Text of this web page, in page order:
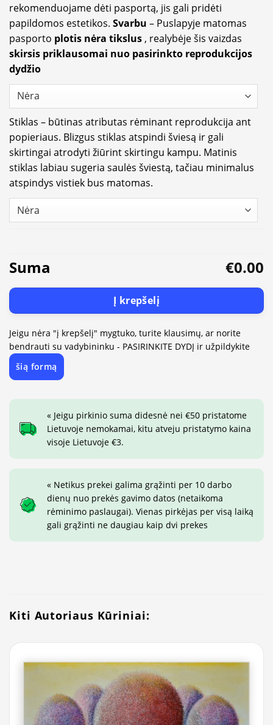
rekomenduojame dėti pasportą, jis gali pridėti
papildomos estetikos. Svarbu – Puslapyje matomas
pasporto plotis nėra tikslus , realybėje šis vaizdas
skirsis priklausomai nuo pasirinkto reprodukcijos
dydžio
Stiklas – būtinas atributas rėminant reprodukcija ant
popieriaus. Blizgus stiklas atspindi šviesą ir gali
skirtingai atrodyti žiūrint skirtingu kampu. Matinis
stiklas labiau sugeria saulės šviestą, tačiau minimalus
atspindys vistiek bus matomas.
Suma €0.00
Į krepšelį
Jeigu nėra "į krepšelį" mygtuko, turite klausimų, ar norite
bendrauti su vadybininku - PASIRINKITE DYDĮ ir užpildykite
šią formą
« Jeigu pirkinio suma didesnė nei €50 pristatome
Lietuvoje nemokamai, kitu atveju pristatymo kaina
visoje Lietuvoje €3.
« Netikus prekei galima grąžinti per 10 darbo
dienų nuo prekės gavimo datos (netaikoma
rėminimo paslaugai). Vienas pirkėjas per visą laiką
gali grąžinti ne daugiau kaip dvi prekes
Kiti Autoriaus Kūriniai: